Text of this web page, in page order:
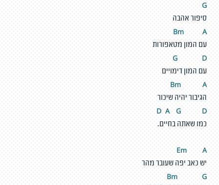
G
סיפור אהבה
Bm A
עם המון מטאפורות
G D
עם המון דימויים
Bm A
הגיבור יהיה שיכור
D A G D
כמו שאתה בחיים.
Em A
יש כאב יפה שעובר מהר
Bm G